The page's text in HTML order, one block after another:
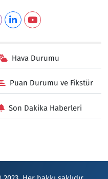
Hava Durumu
Puan Durumu ve Fikstür
Son Dakika Haberleri